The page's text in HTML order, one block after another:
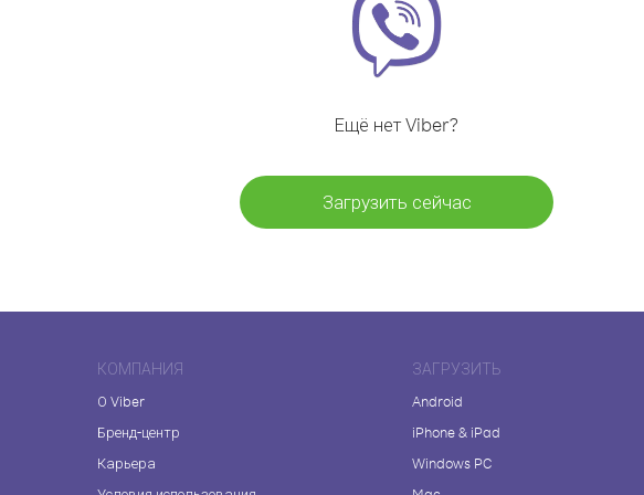
Ещё нет Viber?
Загрузить сейчас
КОМПАНИЯ
О Viber
Бренд-центр
Карьера
ЗАГРУЗИТЬ
Android
iPhone & iPad
Windows PC